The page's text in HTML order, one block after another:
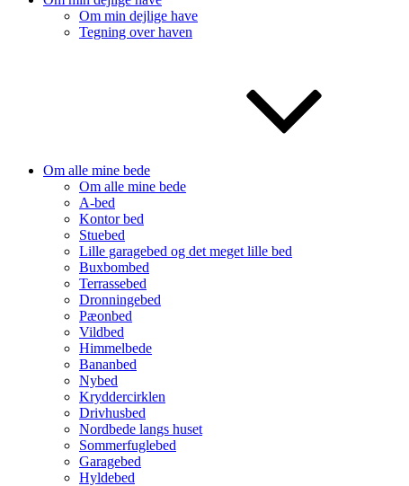
Om min dejlige have
Tegning over haven
Om alle mine bede
Om alle mine bede
A-bed
Kontor bed
Stuebed
Lille garagebed og det meget lille bed
Buxbombed
Terrassebed
Dronningebed
Pæonbed
Vildbed
Himmelbede
Bananbed
Nybed
Kryddercirklen
Drivhusbed
Nordbede langs huset
Sommerfuglebed
Garagebed
Hyldebed